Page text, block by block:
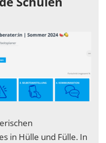
in Hülle und Fülle. In